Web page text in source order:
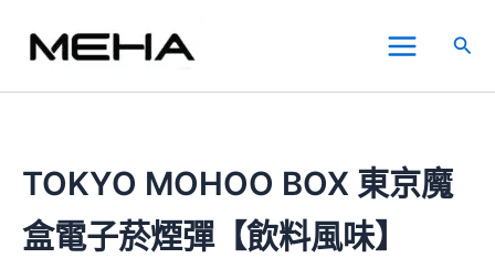
要
Menu
搜
TOKYO MOHOO BOX 東京魔
盒電子菸煙彈【飲料風味】